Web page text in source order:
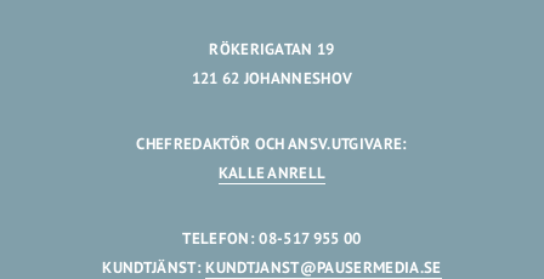
RÖKERIGATAN 19
121 62 JOHANNESHOV
CHEFREDAKTÖR OCH ANSV.UTGIVARE:
KALLE ANRELL
TELEFON: 08-517 955 00
KUNDTJÄNST:KUNDTJANST@PAUSERMEDIA.SE